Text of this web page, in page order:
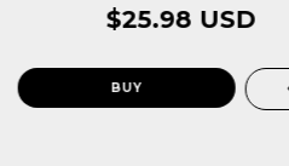
$25.98 USD